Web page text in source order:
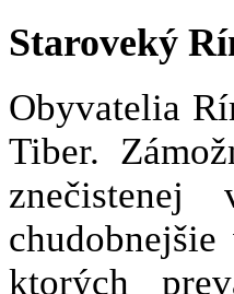
Staroveký
Obyvatelia
Tiber.
ktorých